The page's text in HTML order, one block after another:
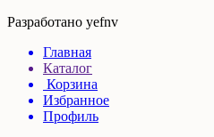
Разработано yefnv
Главная
Каталог
Корзина
Избранное
Профиль